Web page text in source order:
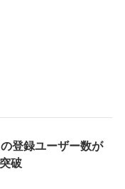
登録ユーザー数が
破